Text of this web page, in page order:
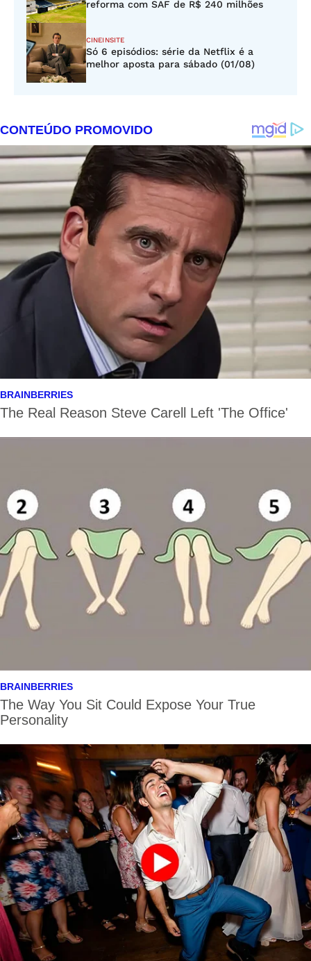
reforma com SAF de R$ 240 milhões
CINEINSITE
Só 6 episódios: série da Netflix é a
melhor aposta para sábado (01/08)